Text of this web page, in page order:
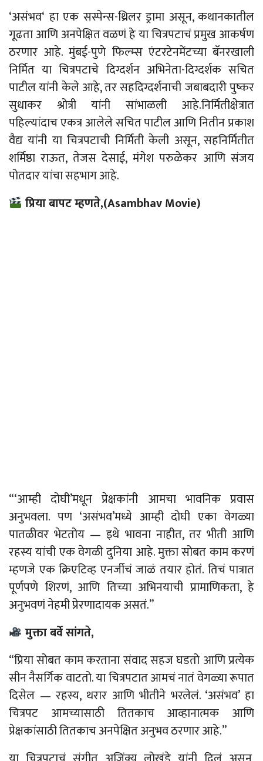
‘असंभव‘ हा एक सस्पेन्स-थ्रिलर ड्रामा असून, कथानकातील
गूढता आणि अनपेक्षित वळणं हे या चित्रपटाचं प्रमुख आकर्षण
ठरणार आहे. मुंबई-पुणे फिल्म्स एंटरटेनमेंटच्या बॅनरखाली
निर्मित याचित्रपटाचे दिग्दर्शन अभिनेता-दिग्दर्शक सचित
पाटीलयांनीकेलेआहे,तरसहदिग्दर्शनाची जबाबदारी पुष्कर
सुधाकर श्रोत्री यांनी सांभाळली आहे.निर्मितीक्षेत्रात
पहिल्यांदाच एकत्र आलेले सचित पाटील आणि नितीन प्रकाश
वैद्य यांनी या चित्रपटाची निर्मिती केली असून, सहनिर्मितीत
शर्मिष्ठा राऊत, तेजस देसाई, मंगेश परुळेकर आणि संजय
पोतदार यांचा सहभाग आहे.
प्रियाबापट म्हणते,(AsambhavMovie)
“‘आम्ही दोघी’मधून प्रेक्षकांनी आमचा भावनिक प्रवास
अनुभवला. पण ‘असंभव’मध्ये आम्ही दोघी एका वेगळ्या
पातळीवर भेटतोय — इथे भावना नाहीत, तर भीती आणि
रहस्य यांची एक वेगळी दुनिया आहे. मुक्ता सोबत काम करणं
म्हणजे एक क्रिएटिव्ह एनर्जीचं जाळं तयार होतं. तिचं पात्रात
पूर्णपणे शिरणं, आणि तिच्या अभिनयाची प्रामाणिकता, हे
अनुभवणं नेहमी प्रेरणादायकअसतं.”
मुक्ता बर्वे सांगते,
“प्रियासोबत काम करताना संवाद सहजघडतो आणि प्रत्येक
सीन नैसर्गिक वाटतो. या चित्रपटात आमचं नातं वेगळ्या रूपात
दिसेल — रहस्य, थरार आणि भीतीने भरलेलं. ‘असंभव’ हा
चित्रपट आमच्यासाठी तितकाच आव्हानात्मक आणि
प्रेक्षकांसाठी तितकाच अनपेक्षित अनुभव ठरणार आहे.”